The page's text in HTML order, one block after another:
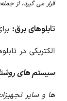
قرار می گیرد، از جمله:
تابلوهای برق:
الکتریکی در
سیستم های
ها و سایر